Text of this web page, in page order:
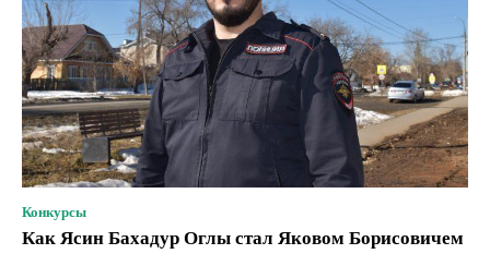
Конкурсы
Как Ясин Бахадур Оглы стал Яковом Борисовичем